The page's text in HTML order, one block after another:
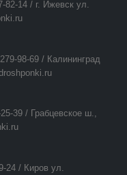
82-14 / г. Ижевск ул.
98-69 / Калининград
39 / Грабцевское ш.,
24 / Киров ул.